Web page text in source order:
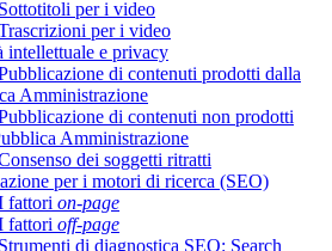
per i video
per i video
intellettuale e privacy
di contenuti prodotti dalla
Amministrazione
di contenuti non prodotti
Amministrazione
dei soggetti ritratti
per i motori di ricerca (SEO)
fattori on-page
fattori off-page
di diagnostica SEO: Search